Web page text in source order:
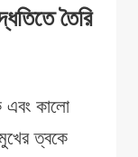
তৈরি
এবং কালো
ত্বকে